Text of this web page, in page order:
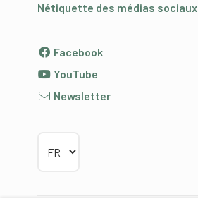
Nétiquette des médias sociaux
Facebook
YouTube
Newsletter